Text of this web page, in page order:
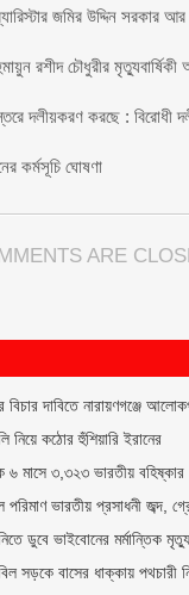
জমির উদ্দিন সরকার
রশীদ চৌধুরীর
দলীয়করণ করছে : বিরোধী
কর্মসূচি ঘোষণা
ARE
বিচার দাবিতে নারায়ণগঞ্জে
নিয়ে কঠোর হুঁশিয়ারি ইরানের
৬ মাসে ৩,৩২৩ ভারতীয় বহিষ্কার
পরিমাণ ভারতীয় প্রসাধনী জব্দ,
ডুবে ভাইবোনের মর্মান্তিক মৃত্যু
সড়কে বাসের ধাক্কায় পথচারী